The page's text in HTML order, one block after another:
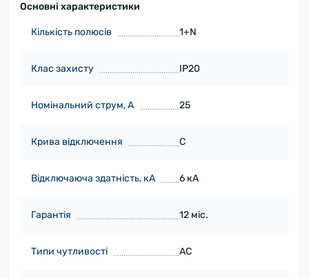
Основні характеристики
Кількість полюсів 1+N
Клас захисту IP20
Номінальний струм, А 25
Крива відключення C
Відключаюча здатність, кА 6 кА
Гарантія 12 міс.
Типи чутливості AC